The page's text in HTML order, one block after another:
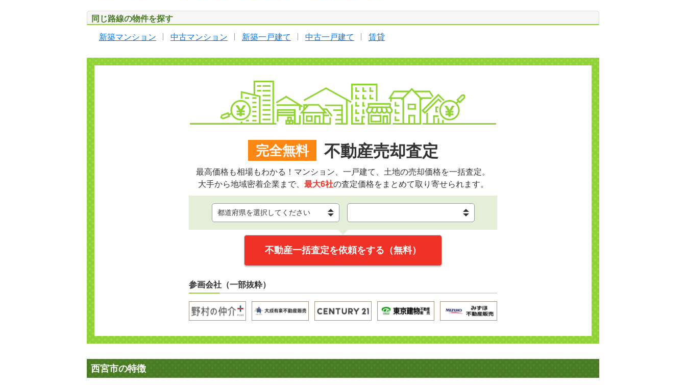
同じ路線の物件を探す
新築マンション 中古マンション 新築一戸建て 中古一戸建て 賃貸
完全無料 不動産売却査定
最高価格も相場もわかる！マンション、一戸建て、土地の売却価格を一括査定。
大手から地域密着企業まで、 最大6社の査定価格をまとめて取り寄せられます。
不動産一括査定を依頼をする（無料）
参画会社（一部抜粋）
西宮市の特徴